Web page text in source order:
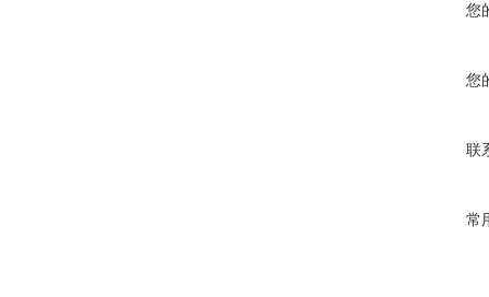
您
您
联
常